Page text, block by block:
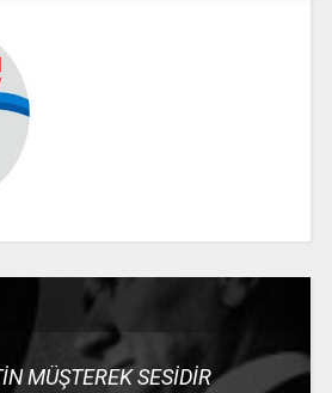
MÜŞTEREK SESİDİR